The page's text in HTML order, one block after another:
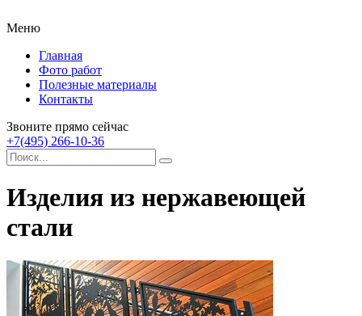
Меню
Главная
Фото работ
Полезные материалы
Контакты
Звоните прямо сейчас
+7(495) 266-10-36
Изделия из нержавеющей
стали